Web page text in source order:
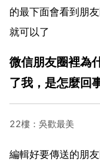
的最下面會看到朋
就可以了
微信朋友圈裡為
了我，是怎麼回
22樓：吳歡最美
編輯好要傳送的朋